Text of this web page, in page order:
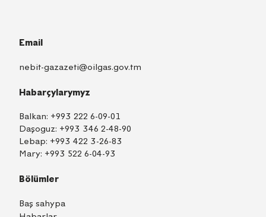
Email
nebit-gazazeti@oilgas.gov.tm
Habarçylarymyz
Balkan: +993 222 6-09-01
Daşoguz: +993 346 2-48-90
Lebap: +993 422 3-26-83
Mary: +993 522 6-04-93
Bölümler
Baş sahypa